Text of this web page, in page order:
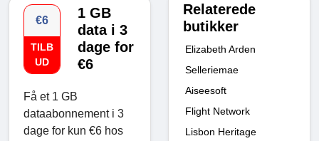
€6
TILB
UD
1 GB
data i 3
dage for
€6
Få et 1 GB
dataabonnement i 3
dage for kun €6 hos
Relaterede
butikker
Elizabeth Arden
Selleriemae
Aiseesoft
Flight Network
Lisbon Heritage